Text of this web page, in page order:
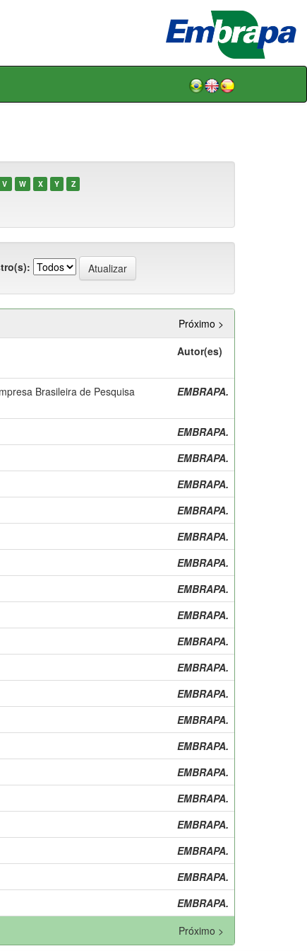
V W X Y Z
Próximo >
Autor(es)
Brasileira de Pesquisa
EMBRAPA.
EMBRAPA.
EMBRAPA.
EMBRAPA.
EMBRAPA.
EMBRAPA.
EMBRAPA.
EMBRAPA.
EMBRAPA.
EMBRAPA.
EMBRAPA.
EMBRAPA.
EMBRAPA.
EMBRAPA.
EMBRAPA.
EMBRAPA.
EMBRAPA.
EMBRAPA.
EMBRAPA.
EMBRAPA.
Próximo >